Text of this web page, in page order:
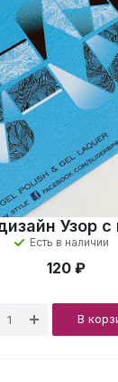
Узор с
Есть в наличии
120 ₽
В